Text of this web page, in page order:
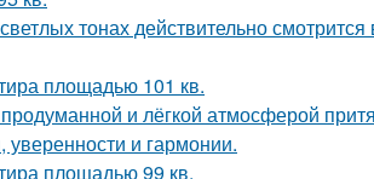
тонах действительно
площадью 101 кв.
и лёгкой атмосферой
и гармонии.
площадью 99 кв.